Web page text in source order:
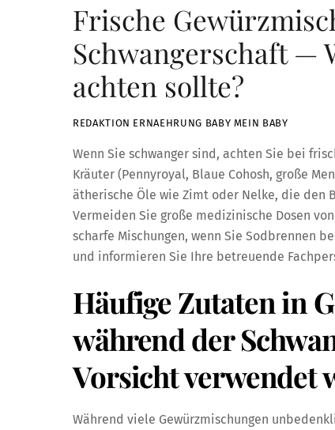
Frische
Schwangerschaft —
achten sollte?
REDAKTION ERNAEHRUNG BABY MEIN BABY
Wenn Sie schwanger sind, achten Sie bei
Kräuter (Pennyroyal, Blaue Cohosh, große
ätherische Öle wie Zimt oder Nelke, die den
Vermeiden Sie große medizinische Dosen
scharfe Mischungen, wenn Sie Sodbrennen
und informieren Sie Ihre betreuende
Häufige Zutaten in
während der
Vorsicht verwendet
Während viele Gewürzmischungen